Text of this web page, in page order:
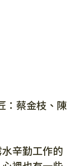
：蔡金枝、陳
辛勤工作的